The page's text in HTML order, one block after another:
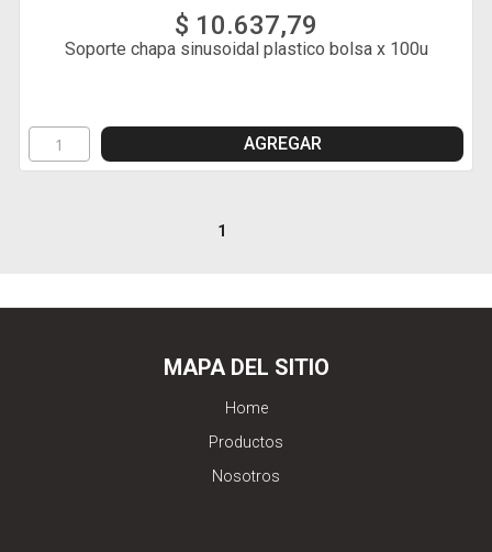
$ 10.637,79
Soporte chapa sinusoidal plastico bolsa x 100u
AGREGAR
1
MAPA DEL SITIO
Home
Productos
Nosotros